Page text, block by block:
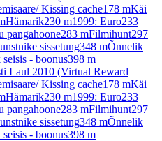
Kissing cache178 mKäi
Hämarik230 m1999: Euro233
pangahoone283 mFilmihunt297
sissetung348 mÕnnelik
- boonus398 m
Laul 2010 (Virtual Reward
Kissing cache178 mKäi
Hämarik230 m1999: Euro233
pangahoone283 mFilmihunt297
sissetung348 mÕnnelik
- boonus398 m